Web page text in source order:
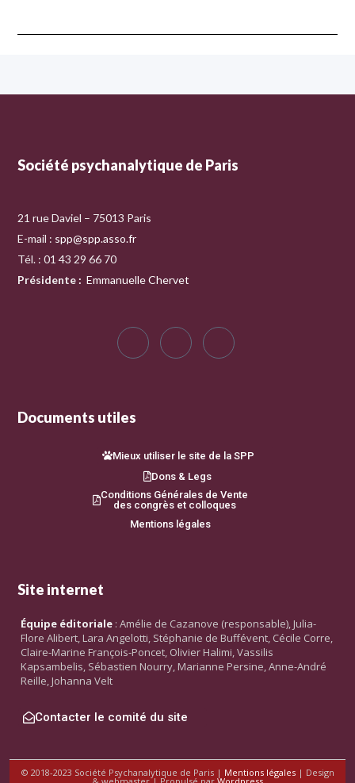
Société psychanalytique de Paris
21 rue Daviel – 75013 Paris
E-mail : spp@spp.asso.fr
Tél. : 01 43 29 66 70
Présidente : Emmanuelle Chervet
Documents utiles
Mieux utiliser le site de la SPP
Dons & Legs
Conditions Générales de Vente
des congrès et colloques
Mentions légales
Site internet
Équipe éditoriale : Amélie de Cazanove (responsable), Julia-
Flore Alibert, Lara Angelotti, Stéphanie de Buffévent, Cécile Corre,
Claire-Marine François-Poncet, Olivier Halimi, Vassilis
Kapsambelis, Sébastien Nourry, Marianne Persine, Anne-André
Reille, Johanna Velt
Contacter le comité du site
© 2018-2023 Société Psychanalytique de Paris | Mentions légales| Design